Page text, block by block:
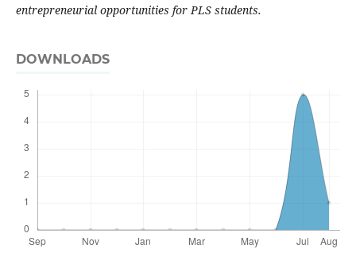
entrepreneurial opportunities for PLS students.
DOWNLOADS